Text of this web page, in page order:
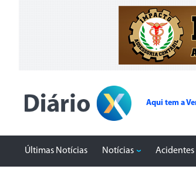
Aqui tem a
Últimas Notícias Notícias Acidentes